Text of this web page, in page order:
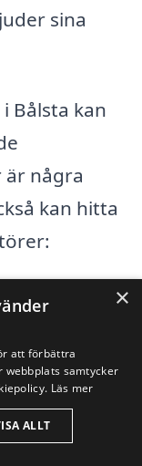
sina
Bålsta kan
några
kan hitta
×
att förbättra
webbplats samtycker
Läs mer
ALLT